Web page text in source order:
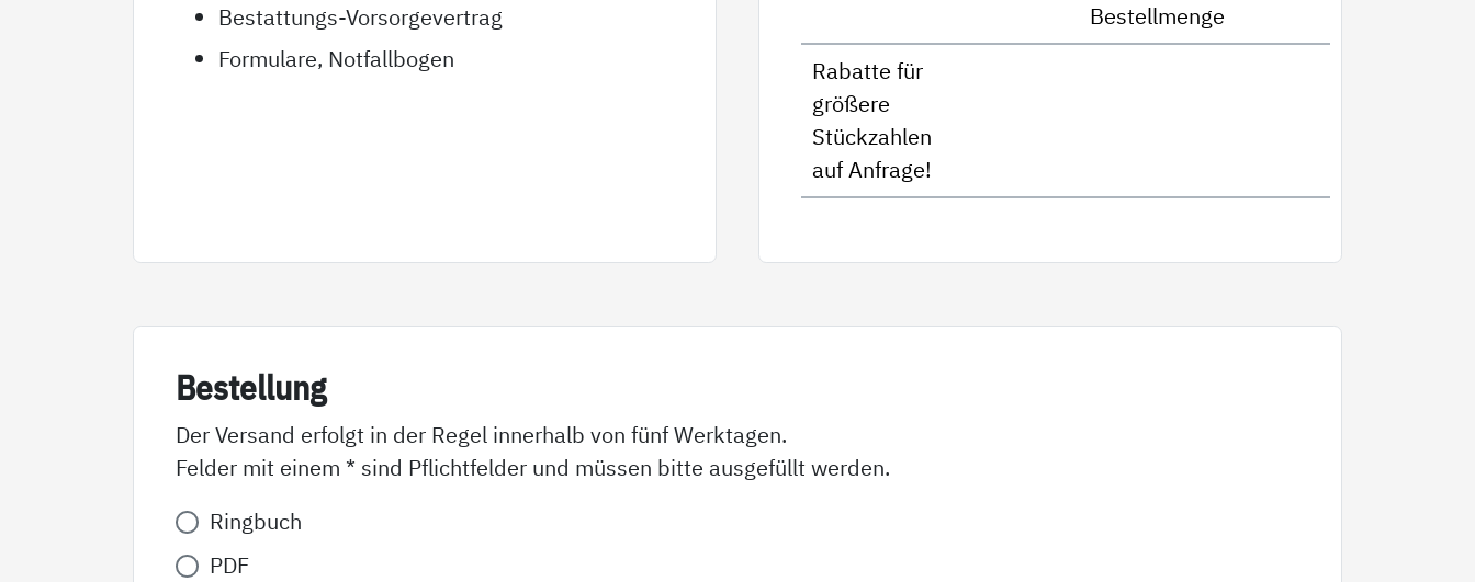
Bestattungs-Vorsorgevertrag
Formulare, Notfallbogen
Bestellmenge
Rabatte für
größere
Stückzahlen
auf Anfrage!
Be­stel­lung
Der Versand erfolgt in der Regel innerhalb von fünf Werktagen.
Felder mit einem * sind Pflichtfelder und müssen bitte ausgefüllt werden.
Variante*
Ringbuch
PDF